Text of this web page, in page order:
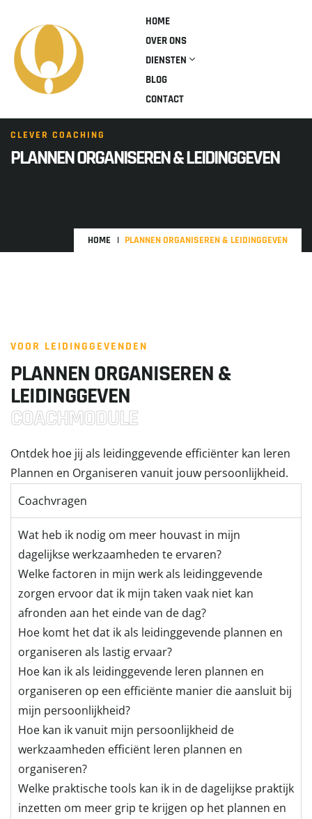
HOME
OVER ONS
DIENSTEN
BLOG
CONTACT
CLEVER COACHING
PLANNEN ORGANISEREN & LEIDINGGEVEN
HOME PLANNEN ORGANISEREN & LEIDINGGEVEN
VOOR LEIDINGGEVENDEN
PLANNEN ORGANISEREN &
LEIDINGGEVEN
COACHMODULE
Ontdek hoe jij als leidinggevende efficiënter kan leren
Plannen en Organiseren vanuit jouw persoonlijkheid.
Coachvragen
Wat heb ik nodig om meer houvast in mijn
dagelijkse werkzaamheden te ervaren?
Welke factoren in mijn werk als leidinggevende
zorgen ervoor dat ik mijn taken vaak niet kan
afronden aan het einde van de dag?
Hoe komt het dat ik als leidinggevende plannen en
organiseren als lastig ervaar?
Hoe kan ik als leidinggevende leren plannen en
organiseren op een efficiënte manier die aansluit bij
mijn persoonlijkheid?
Hoe kan ik vanuit mijn persoonlijkheid de
werkzaamheden efficiënt leren plannen en
organiseren?
Welke praktische tools kan ik in de dagelijkse praktijk
inzetten om meer grip te krijgen op het plannen en